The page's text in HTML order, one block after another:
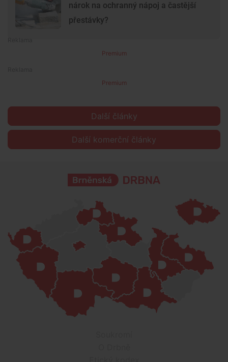
nárok na ochranný nápoj a častější
přestávky?
Premium
Premium
Další články
Další komerční články